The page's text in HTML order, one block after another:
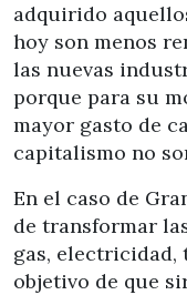
adquirido
hoy son menos
las nuevas
porque para su
mayor gasto de
capitalismo no
En el caso de
de transformar
gas, electricidad,
objetivo de que